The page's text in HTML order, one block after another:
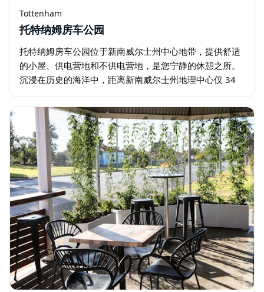
Tottenham
托特纳姆房车公园
托特纳姆房车公园位于新南威尔士州中心地带，提供舒适
的小屋、供电营地和不供电营地，是您宁静的休憩之所。
沉浸在历史的海洋中，距离新南威尔士州地理中心仅 34
适与历史，是放松身心…